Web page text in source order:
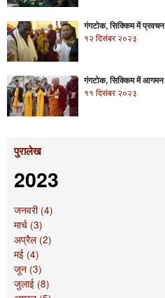
गंगटोक, सिक्किम में प्रवचन
१२ दिसंबर २०२३
गंगटोक, सिक्किम में आगमन
११ दिसंबर २०२३
पुरालेख
2023
जनवरी (4)
मार्च (3)
अप्रैल (2)
मई (4)
जून (3)
जुलाई (8)